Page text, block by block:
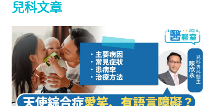
兒科文章